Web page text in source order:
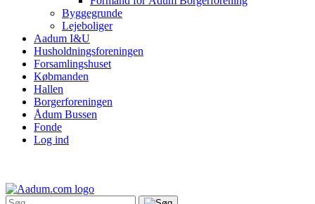
Byggegrunde
Lejeboliger
Aadum I&U
Husholdningsforeningen
Forsamlingshuset
Købmanden
Hallen
Borgerforeningen
Ådum Bussen
Fonde
Log ind